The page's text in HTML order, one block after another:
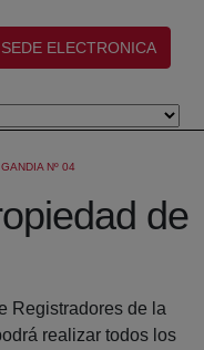
(abre en nueva ventana)
SEDE ELECTRONICA
GANDIA Nº 04
de
Registradores de la
realizar todos los